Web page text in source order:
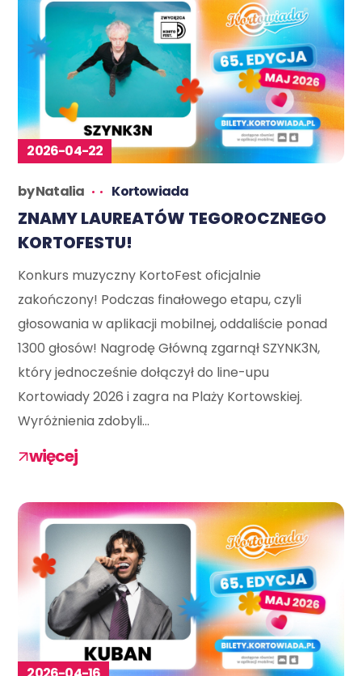
2026-04-22
byNatalia Kortowiada
ZNAMY LAUREATÓW TEGOROCZNEGO
KORTOFESTU!
Konkurs muzyczny KortoFest oficjalnie
zakończony! Podczas finałowego etapu, czyli
głosowania w aplikacji mobilnej, oddaliście ponad
1300 głosów! Nagrodę Główną zgarnął SZYNK3N,
który jednocześnie dołączył do line-upu
Kortowiady 2026 i zagra na Plaży Kortowskiej.
Wyróżnienia zdobyli...
więcej